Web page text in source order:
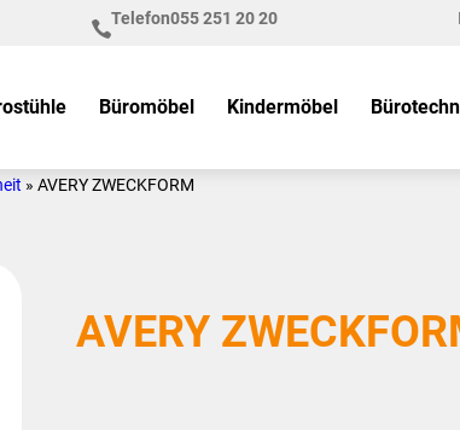
Telefon055 251 20 20
Büromöbel Kindermöbel
» AVERY ZWECKFORM
AVERY